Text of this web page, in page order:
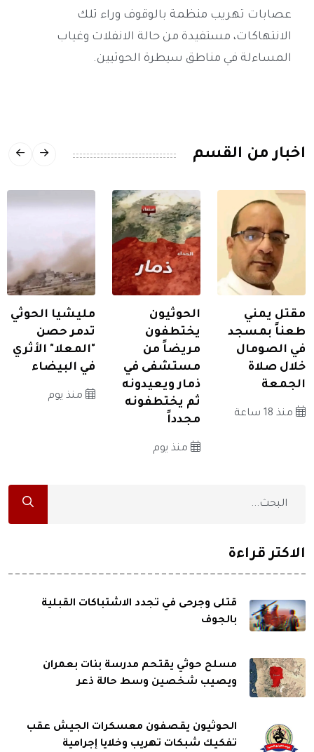
عصابات تهريب منظمة بالوقوف وراء تلك
الانتهاكات، مستفيدة من حالة الانفلات وغياب
المساءلة في مناطق سيطرة الحوثيين.
اخبار من القسم
مقتل يمني
طعناً بمسجد
في الصومال
خلال صلاة
الجمعة
منذ 18 ساعة
الحوثيون
يختطفون
مريضاً من
مستشفى في
ذمار ويعيدونه
ثم يختطفونه
مجدداً
منذ يوم
مليشيا الحوثي
تدمر حصن
"المعلا" الأثري
في البيضاء
منذ يوم
الاكثر قراءة
قتلى وجرحى في تجدد الاشتباكات القبلية
بالجوف
مسلح حوثي يقتحم مدرسة بنات بعمران
ويصيب شخصين وسط حالة ذعر
الحوثيون يقصفون معسكرات الجيش عقب
تفكيك شبكات تهريب وخلايا إجرامية